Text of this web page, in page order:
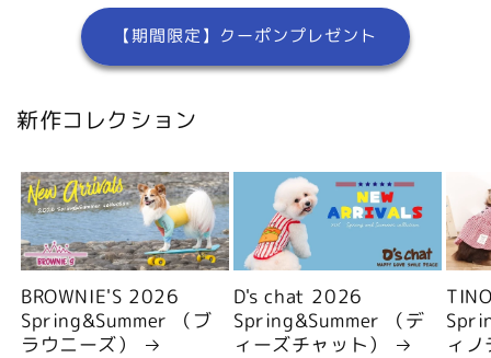
【期間限定】クーポンプレゼント
新作コレクション
BROWNIE'S 2026
Spring&Summer （ブ
ラウニーズ）
D's chat 2026
Spring&Summer （デ
ィーズチャット）
ィ